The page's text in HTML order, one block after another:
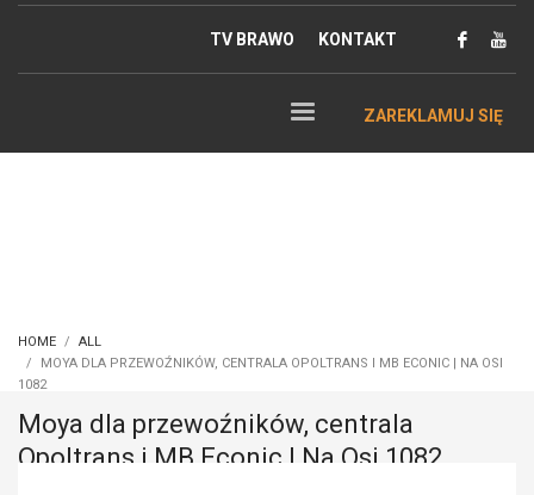
TV BRAWO KONTAKT
ZAREKLAMUJ SIĘ
HOME
ALL
MOYA DLA PRZEWOŹNIKÓW, CENTRALA OPOLTRANS I MB ECONIC | NA OSI
1082
Moya dla przewoźników, centrala
Opoltrans i MB Econic | Na Osi 1082